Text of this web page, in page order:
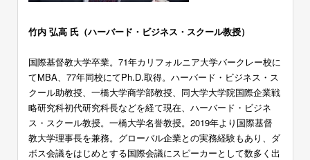
竹内 弘高 氏（ハーバード・ビジネス・スクール教授）
国際基督教大学卒業。71年カリフォルニア大学バークレー校に
てMBA、77年同校にてPh.D.取得。ハーバード・ビジネス・ス
クール助教授、一橋大学商学部教授、同大学大学院国際企業戦
略研究科初代研究科長などを経て現在、ハーバード・ビジネ
ス・スクール教授。一橋大学名誉教授。2019年より国際基督
教大学理事長を兼務。グローバル企業との実務経験もあり、ダ
ボス会議をはじめとする国際会議にスピーカーとして数多く出